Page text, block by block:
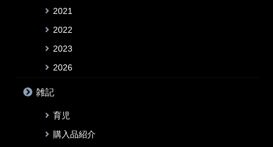
2021
2022
2023
2026
雑記
育児
購入品紹介